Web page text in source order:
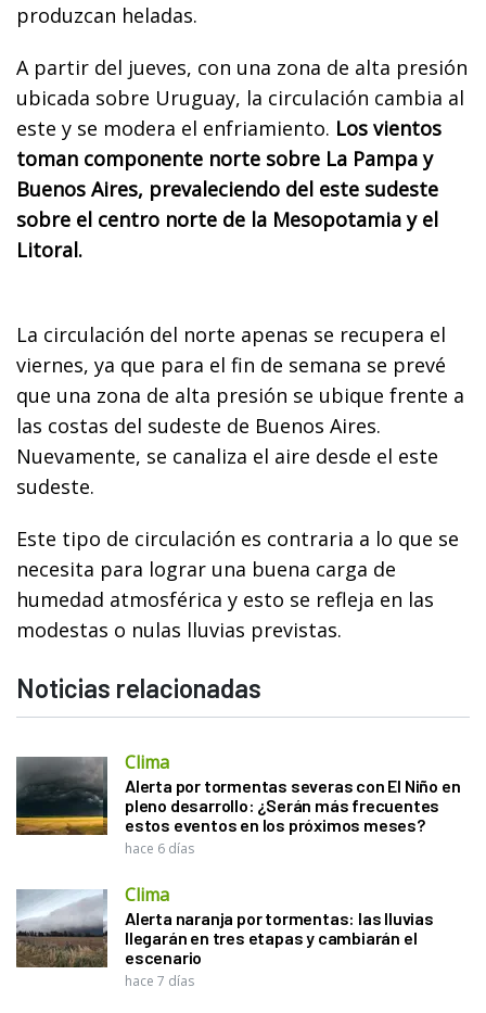
produzcan heladas.
A partir del jueves, con una zona de alta presión
ubicada sobre Uruguay, la circulación cambia al
este y se modera el enfriamiento. Los vientos
toman componente norte sobre La Pampa y
Buenos Aires, prevaleciendo del este sudeste
sobre el centro norte de la Mesopotamia y el
Litoral.
La circulación del norte apenas se recupera el
viernes, ya que para el fin de semana se prevé
que una zona de alta presión se ubique frente a
las costas del sudeste de Buenos Aires.
Nuevamente, se canaliza el aire desde el este
sudeste.
Este tipo de circulación es contraria a lo que se
necesita para lograr una buena carga de
humedad atmosférica y esto se refleja en las
modestas o nulas lluvias previstas.
Noticias relacionadas
Clima
Alerta por tormentas severas con El Niño en
pleno desarrollo: ¿Serán más frecuentes
estos eventos en los próximos meses?
hace 6 días
Clima
Alerta naranja por tormentas: las lluvias
llegarán en tres etapas y cambiarán el
escenario
hace 7 días